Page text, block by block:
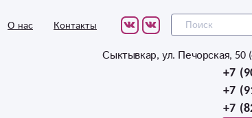
О нас Контакты
Сыктывкар, ул. Печорская, 50
+7
+7
+7